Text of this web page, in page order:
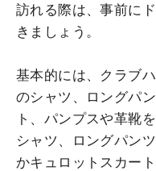
訪れる際は、事前に
きましょう。
基本的には、クラブ
のシャツ、ロングパ
ト、パンプスや革靴
シャツ、ロングパン
かキュロットスカー